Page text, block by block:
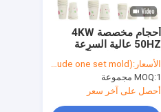
أحجام مخصصة 4KW
50HZ عالية السرعة
التلقائي بالكامل آلة صنع
الأكواب الورقية القابل
للتصرف
الأسعار:USD$ 13,980/ set (include one set mold)
MOQ:1 مجموعة
أحصل على آخر سعر